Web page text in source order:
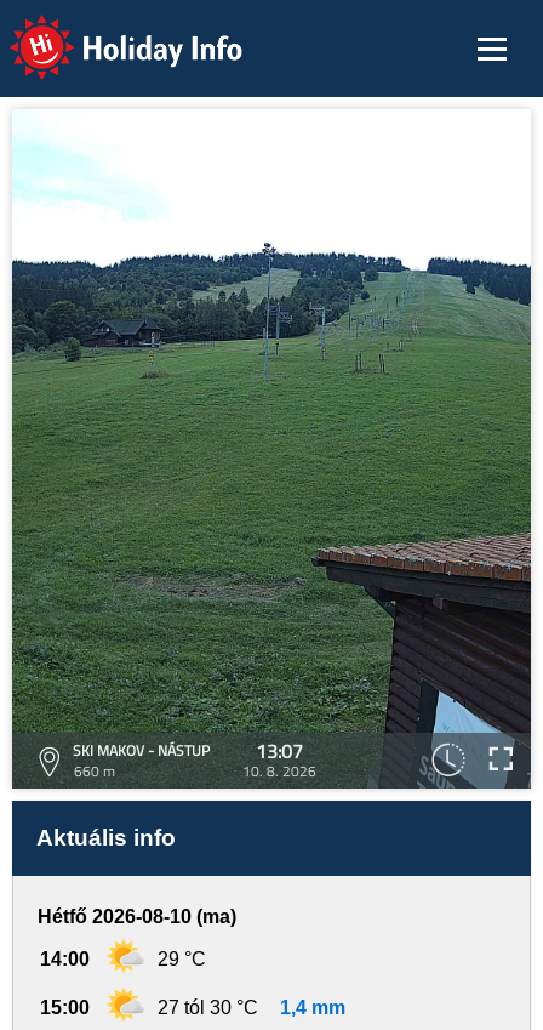
Holiday Info
SKI MAKOV - NÁSTUP
660 m
13:07
10. 8. 2026
Aktuális info
Hétfő 2026-08-10 (ma)
14:00 29 °C
15:00 27 tól 30 °C 1,4 mm